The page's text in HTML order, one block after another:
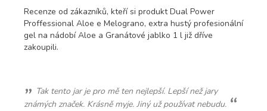
Recenze od zákazníků, kteří si produkt Dual Power
Proffessional Aloe e Melograno, extra hustý profesionální
gel na nádobí Aloe a Granátové jablko 1 l již dříve
zakoupili.
Tak tento jar je pro mě ten nejlepší. Lepší než jary
známých značek. Krásně myje. Jiný už používat nebudu.